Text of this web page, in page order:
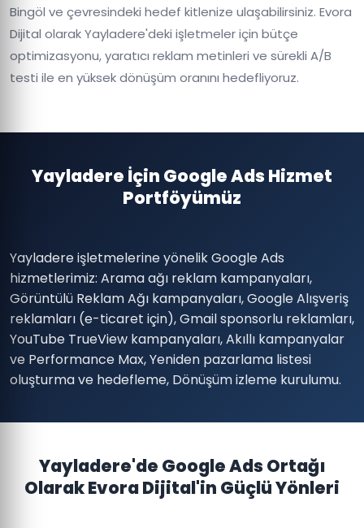
Bingöl ve çevresindeki hedef kitlenize ulaşabilirsiniz. Evora
Dijital olarak Yayladere'deki işletmeler için bütçe
optimizasyonu, yaratıcı reklam metinleri ve sürekli A/B
testi ile en yüksek dönüşüm oranını hedefliyoruz.
Yayladere İçin Google Ads Hizmet
Portföyümüz
Yayladere işletmelerine yönelik Google Ads
hizmetlerimiz: Arama ağı reklam kampanyaları,
Görüntülü Reklam Ağı kampanyaları, Google Alışveriş
reklamları (e-ticaret için), Gmail sponsorlu reklamları,
YouTube TrueView kampanyaları, Akıllı kampanyalar
ve Performance Max, Yeniden pazarlama listesi
oluşturma ve hedefleme, Dönüşüm izleme kurulumu.
Yayladere'de Google Ads Ortağı
Olarak Evora Dijital'in Güçlü Yönleri